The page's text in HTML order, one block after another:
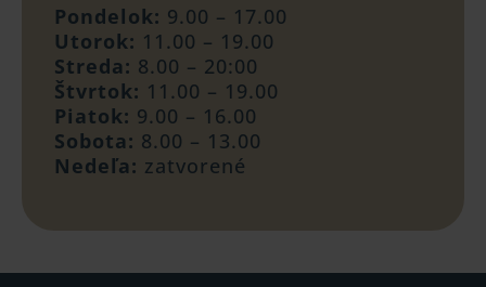
Pondelok: 9.00 – 17.00
Utorok: 11.00 – 19.00
Streda: 8.00 – 20:00
Štvrtok: 11.00 – 19.00
Piatok: 9.00 – 16.00
Sobota: 8.00 – 13.00
Nedeľa: zatvorené